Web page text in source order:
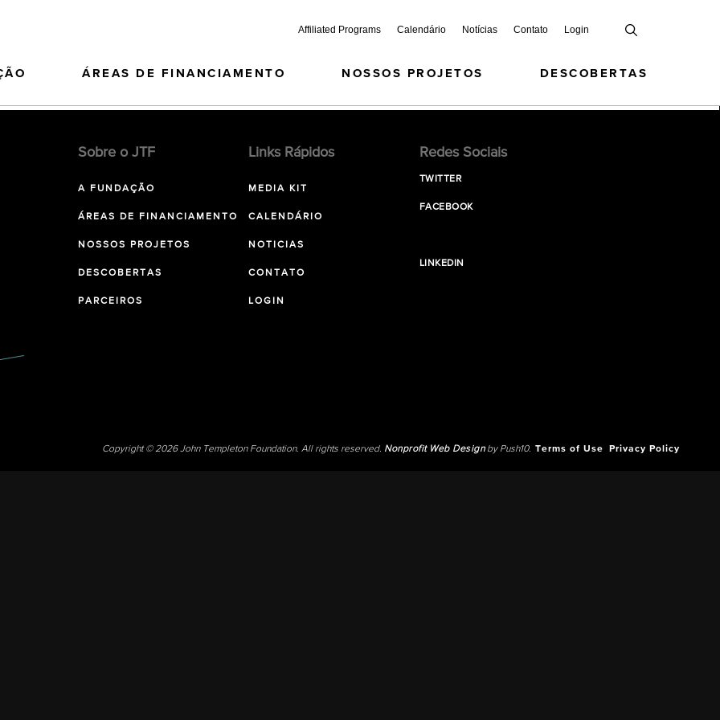
Affiliated Programs Calendário Notícias Contato Login
ÁREAS DE FINANCIAMENTO NOSSOS PROJETOS DESCOBERTAS
Sobre o JTF
A FUNDAÇÃO
ÁREAS DE FINANCIAMENTO
NOSSOS PROJETOS
DESCOBERTAS
PARCEIROS
Links Rápidos
MEDIA KIT
CALENDÁRIO
NOTICIAS
CONTATO
LOGIN
Redes Sociais
TWITTER
FACEBOOK
LINKEDIN
Copyright © 2026 John Templeton Foundation. All rights reserved. Nonprofit Web Designby Push10. Terms of Use Privacy Policy